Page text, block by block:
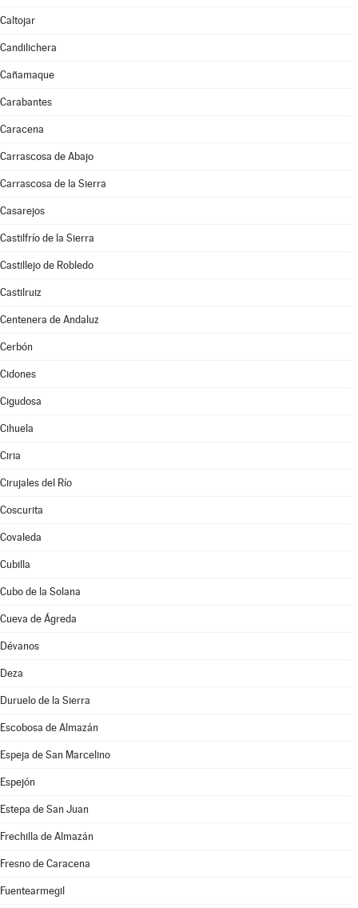
Caltojar
Candilichera
Cañamaque
Carabantes
Caracena
Carrascosa de Abajo
Carrascosa de la Sierra
Casarejos
Castilfrío de la Sierra
Castillejo de Robledo
Castilruiz
Centenera de Andaluz
Cerbón
Cidones
Cigudosa
Cihuela
Ciria
Cirujales del Río
Coscurita
Covaleda
Cubilla
Cubo de la Solana
Cueva de Ágreda
Dévanos
Deza
Duruelo de la Sierra
Escobosa de Almazán
Espeja de San Marcelino
Espejón
Estepa de San Juan
Frechilla de Almazán
Fresno de Caracena
Fuentearmegil